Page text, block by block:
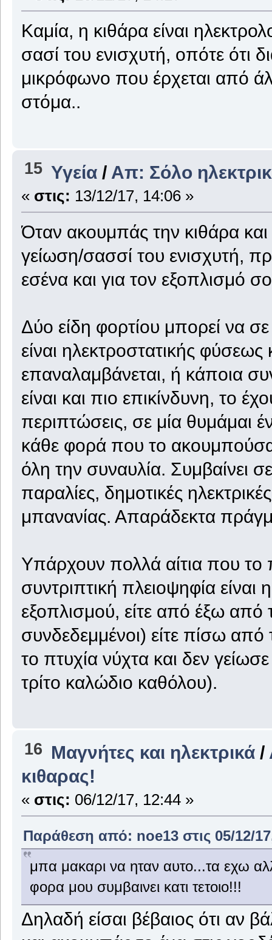
Καμία, η κιθάρα είναι
σασί του ενισχυτή, οπότε ότι
μικρόφωνο που έρχεται από
στόμα..
15 Υγεία / Απ: Σόλο
« στις: 13/12/17, 14:06 »
Όταν ακουμπάς την κιθάρα και
γείωση/σασσί του ενισχυτή,
εσένα και για τον εξοπλισμό
Δύο είδη φορτίου μπορεί να
είναι ηλεκτροστατικής
επαναλαμβάνεται, ή κάποια
είναι και πιο επικίνδυνη, το
περιπτώσεις, σε μία θυμάμαι
κάθε φορά που το
όλη την συναυλία. Συμβαίνει
παραλίες, δημοτικές
μπανανίας. Απαράδεκτα
Υπάρχουν πολλά αίτια που
συντριπτική πλειοψηφία
εξοπλισμού, είτε από έξω από
συνδεδεμμένοι) είτε πίσω από
το πτυχία νύχτα και δεν
τρίτο καλώδιο καθόλου).
16 Μαγνήτες και ηλεκτρικά /
κιθαρας!
« στις: 06/12/17, 12:44 »
Παράθεση από: noe13 στις 05/12/
μπα μακαρι να ηταν αυτο...τα εχω
φορα μου συμβαινει κατι τετοιο!!!
Δηλαδή είσαι βέβαιος ότι αν